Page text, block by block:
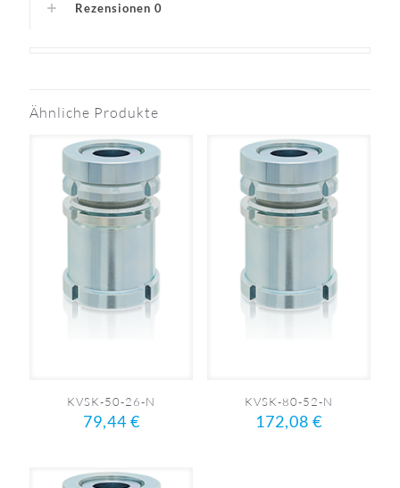
Rezensionen 0
Ähnliche Produkte
KVSK-50-26-N
79,44 €
KVSK-80-52-N
172,08 €